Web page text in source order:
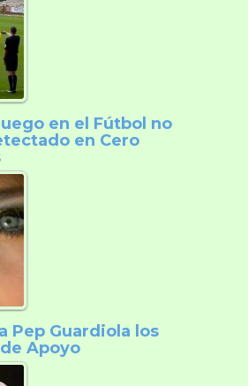
en el Fútbol no
en Cero
Pep Guardiola los
Apoyo